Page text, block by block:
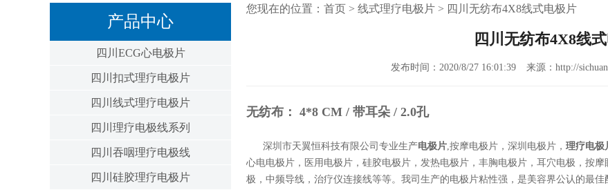
产品中心
四川ECG心电极片
四川扣式理疗电极片
四川线式理疗电极片
四川理疗电极线系列
四川吞咽理疗电极线
四川硅胶理疗电极片
您现在的位置： 首页 > 线式理疗电极片 > 四川无纺布4X8线式电极片
四川无纺布4X8线
发布时间：2020/8/27 16:01:39 来源：http://
无纺布： 4*8 CM / 带耳朵 / 2.0孔
深圳市天翼恒科技有限公司专业生产电极片,按摩电极片，深圳电极片， 理疗电极
心电电极片，医用电极片，硅胶电极片，发热电极片，丰胸电极片，耳穴电极，按
极，中频导线，治疗仪连接线等等。我司生产的电极片粘性强，是美容界公认的最